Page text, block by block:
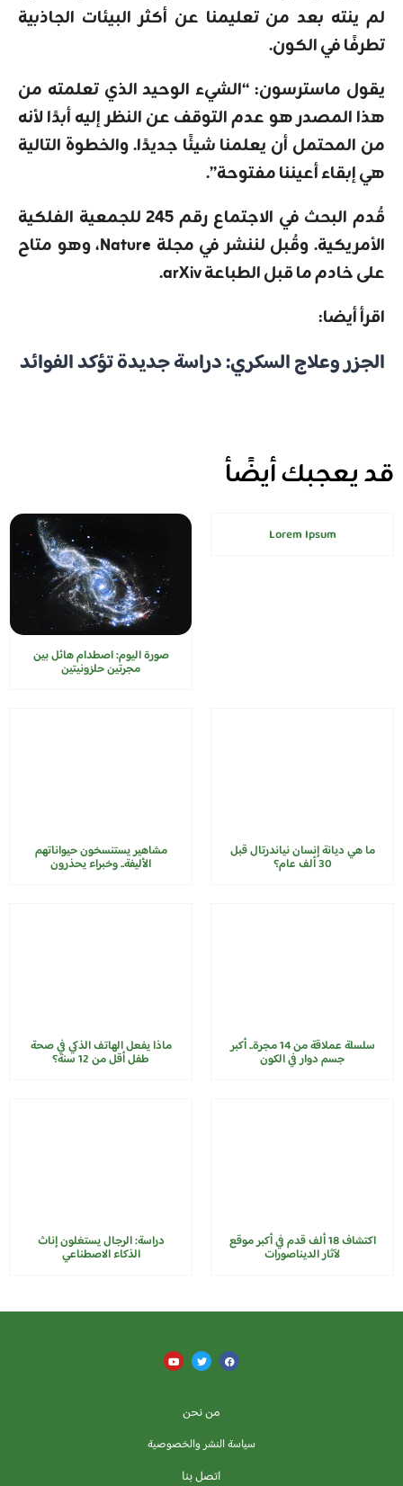
لم ينته بعد من تعليمنا عن أكثر البيئات الجاذبية
تطرفًا في الكون.
يقول ماسترسون: “الشيء الوحيد الذي تعلمته من
هذا المصدر هو عدم التوقف عن النظر إليه أبدًا لأنه
من المحتمل أن يعلمنا شيئًا جديدًا. والخطوة التالية
هي إبقاء أعيننا مفتوحة”.
قُدم البحث في الاجتماع رقم 245 للجمعية الفلكية
الأمريكية. وقُبل لننشر في مجلة Nature، وهو متاح
على خادم ما قبل الطباعة arXiv.
اقرأ أيضا:
الجزر وعلاج السكري: دراسة جديدة تؤكد الفوائد
قد يعجبك أيضًأ
Lorem Ipsum
صورة اليوم: اصطدام هائل بين
مجرتين حلزونيتين
ما هي ديانة إنسان نياندرتال قبل
30 ألف عام؟
مشاهير يستنسخون حيواناتهم
الأليفة.. وخبراء يحذرون
سلسلة عملاقة من 14 مجرة..​​ أكبر
جسم دوار في الكون
ماذا يفعل الهاتف الذكي في صحة
طفل أقل من 12 سنة؟
اكتشاف 18 ألف قدم في أكبر موقع
لآثار الديناصورات
دراسة: الرجال يستغلون إناث
الذكاء الاصطناعي
من نحن
سياسة النشر والخصوصية
اتصل بنا